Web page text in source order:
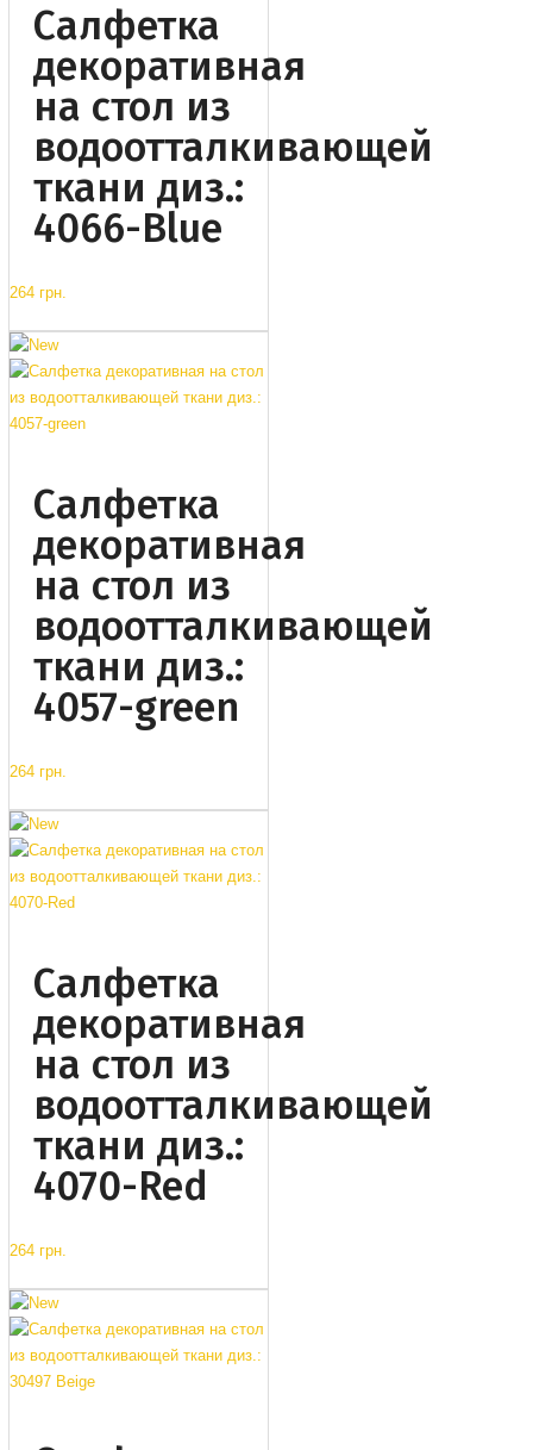
Салфетка
декоративная
на стол из
водоотталкивающей
ткани диз.:
4066-Blue
264 грн.
Салфетка
декоративная
на стол из
водоотталкивающей
ткани диз.:
4057-green
264 грн.
Салфетка
декоративная
на стол из
водоотталкивающей
ткани диз.:
4070-Red
264 грн.